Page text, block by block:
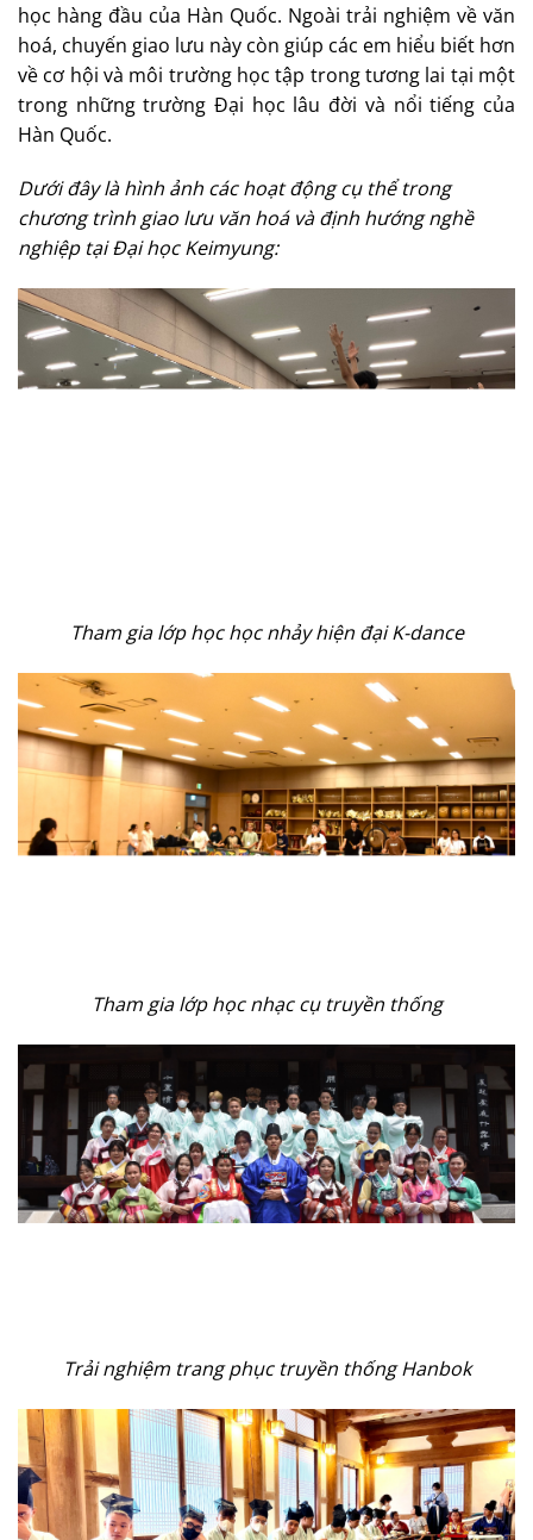
học hàng đầu của Hàn Quốc. Ngoài trải nghiệm về văn
hoá, chuyến giao lưu này còn giúp các em hiểu biết hơn
về cơ hội và môi trường học tập trong tương lai tại một
trong những trường Đại học lâu đời và nổi tiếng của
Hàn Quốc.
Dưới đây là hình ảnh các hoạt động cụ thể trong
chương trình giao lưu văn hoá và định hướng nghề
nghiệp tại Đại học Keimyung:
Tham gia lớp học học nhảy hiện đại K-dance
Tham gia lớp học nhạc cụ truyền thống
Trải nghiệm trang phục truyền thống Hanbok